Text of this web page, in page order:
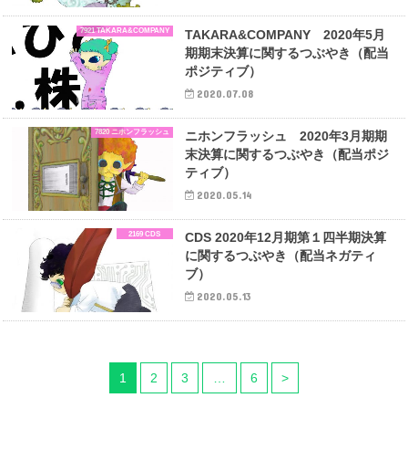
7921 TAKARA&COMPANY
TAKARA&COMPANY 2020年5月
期期末決算に関するつぶやき（配当
ポジティブ）
2020.07.08
7820 ニホンフラッシュ
ニホンフラッシュ 2020年3月期期
末決算に関するつぶやき（配当ポジ
ティブ）
2020.05.14
2169 CDS
CDS 2020年12月期第１四半期決算
に関するつぶやき（配当ネガティ
ブ）
2020.05.13
1 2 3 … 6 >